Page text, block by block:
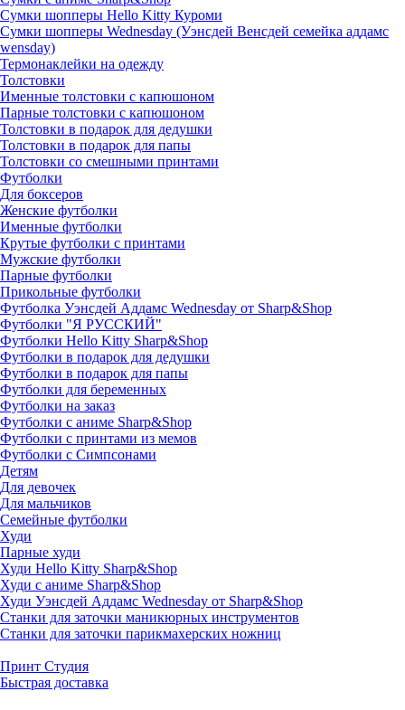
Сумки шопперы Hello Kitty Куроми
Сумки шопперы Wednesday (Уэнсдей Венсдей семейка аддамс
wensday)
Термонаклейки на одежду
Толстовки
Именные толстовки с капюшоном
Парные толстовки с капюшоном
Толстовки в подарок для дедушки
Толстовки в подарок для папы
Толстовки со смешными принтами
Футболки
Для боксеров
Женские футболки
Именные футболки
Крутые футболки с принтами
Мужские футболки
Парные футболки
Прикольные футболки
Футболка Уэнсдей Аддамс Wednesday от Sharp&Shop
Футболки "Я РУССКИЙ"
Футболки Hello Kitty Sharp&Shop
Футболки в подарок для дедушки
Футболки в подарок для папы
Футболки для беременных
Футболки на заказ
Футболки с аниме Sharp&Shop
Футболки с принтами из мемов
Футболки с Симпсонами
Детям
Для девочек
Для мальчиков
Семейные футболки
Худи
Парные худи
Худи Hello Kitty Sharp&Shop
Худи с аниме Sharp&Shop
Худи Уэнсдей Аддамс Wednesday от Sharp&Shop
Станки для заточки маникюрных инструментов
Станки для заточки парикмахерских ножниц
Принт Студия
Быстрая доставка